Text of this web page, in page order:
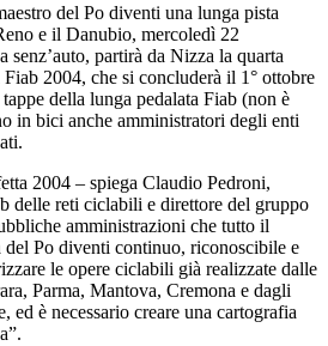
del Po diventi una lunga pista
e il Danubio, mercoledì 22
senz’auto, partirà da Nizza la quarta
2004, che si concluderà il 1° ottobre
della lunga pedalata Fiab (non è
in bici anche amministratori degli enti
2004 – spiega Claudio Pedroni,
delle reti ciclabili e direttore del gruppo
amministrazioni che tutto il
Po diventi continuo, riconoscibile e
le opere ciclabili già realizzate dalle
Parma, Mantova, Cremona e dagli
ed è necessario creare una cartografia